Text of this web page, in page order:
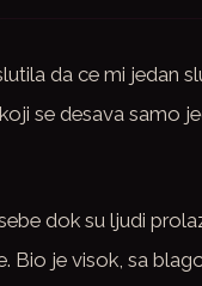
da ce mi jedan
se desava samo
dok su ljudi
Bio je visok, sa